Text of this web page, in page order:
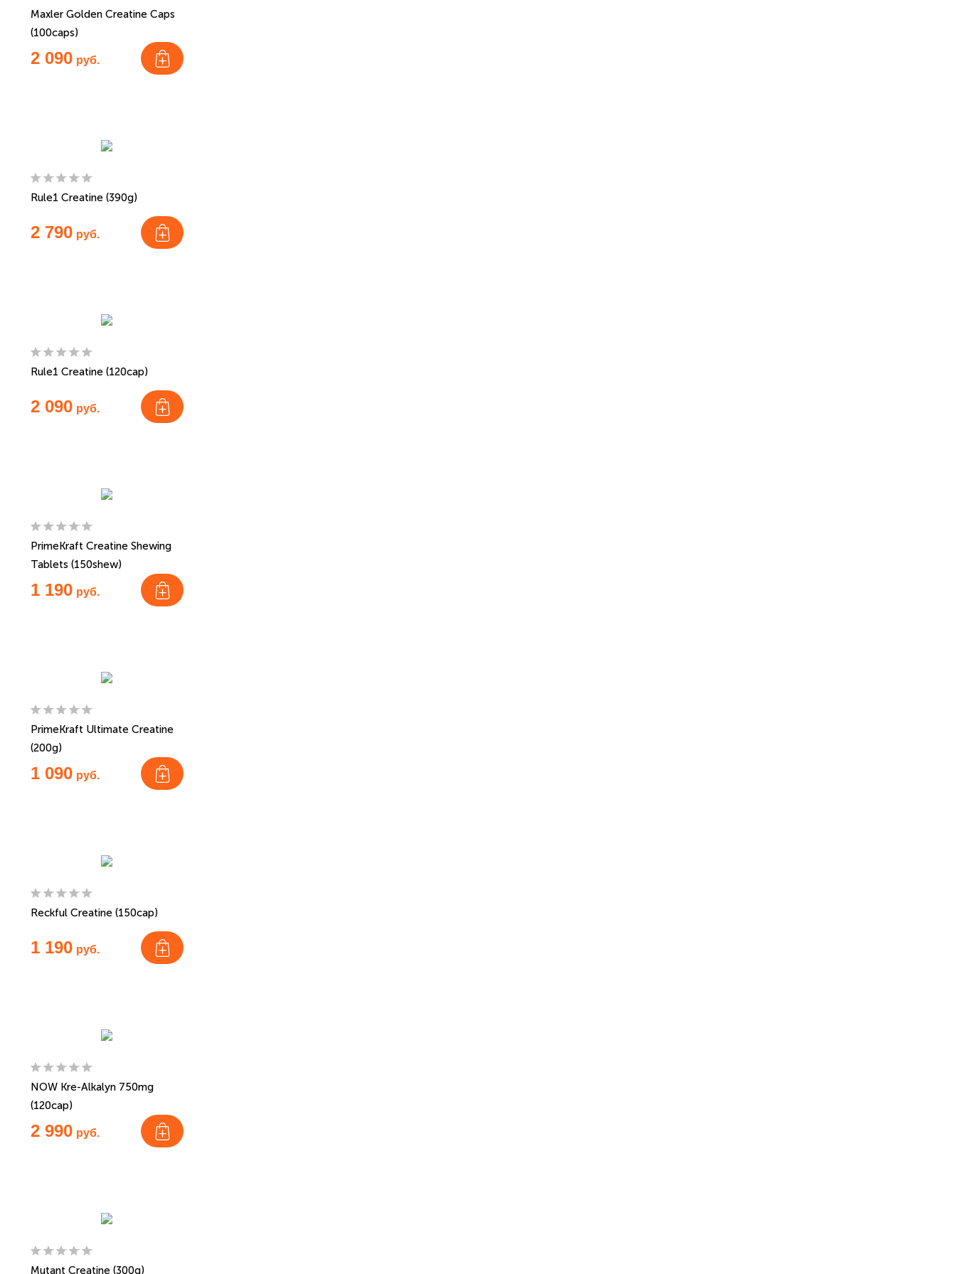
Maxler Golden Creatine Caps
(100caps)
2 090 руб.
Rule1 Creatine (390g)
2 790 руб.
Rule1 Creatine (120cap)
2 090 руб.
PrimeKraft Creatine Shewing
Tablets (150shew)
1 190 руб.
PrimeKraft Ultimate Creatine
(200g)
1 090 руб.
Reckful Creatine (150cap)
1 190 руб.
NOW Kre-Alkalyn 750mg
(120cap)
2 990 руб.
Mutant Creatine (300g)